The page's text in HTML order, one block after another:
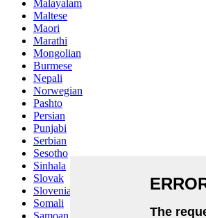
Malayalam
Maltese
Maori
Marathi
Mongolian
Burmese
Nepali
Norwegian
Pashto
Persian
Punjabi
Serbian
Sesotho
Sinhala
Slovak
Slovenian
Somali